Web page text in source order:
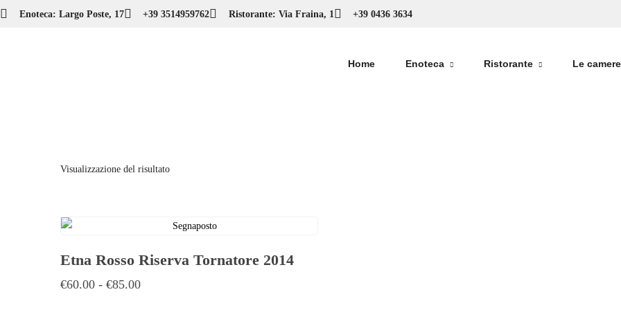
Enoteca: Largo Poste, 17 +39 3514959762 Ristorante: Via Fraina, 1 +39 0436 3634
Home Enoteca Ristorante Le camere
Visualizzazione del risultato
Etna Rosso Riserva Tornatore 2014
€60.00 - €85.00